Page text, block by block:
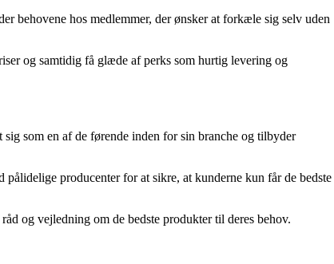
behovene hos medlemmer, der ønsker at forkæle sig selv uden
og samtidig få glæde af perks som hurtig levering og
som en af de førende inden for sin branche og tilbyder
producenter for at sikre, at kunderne kun får de bedste
og vejledning om de bedste produkter til deres behov.